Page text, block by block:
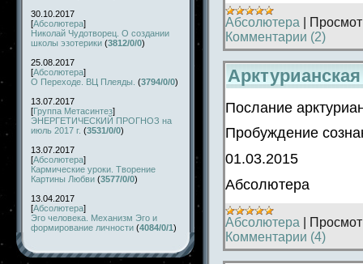
30.10.2017
[Абсолютера]
Николай Чудотворец. О создании
школы эзотерики (3812/0/0)
25.08.2017
[Абсолютера]
О Переходе. ВЦ Плеяды. (3794/0/0)
13.07.2017
[Группа Метасинтез]
ЭНЕРГЕТИЧЕСКИЙ ПРОГНОЗ на
июль 2017 г. (3531/0/0)
13.07.2017
[Абсолютера]
Кармические уроки. Творение
Картины Любви (3577/0/0)
13.04.2017
[Абсолютера]
Эго человека. Механизм Эго и
формирование личности (4084/0/1)
Абсолютера
Комментарии (2)
Послание
Пробуждение
01.03.2015
Абсолютера
Абсолютера
Комментарии (4)